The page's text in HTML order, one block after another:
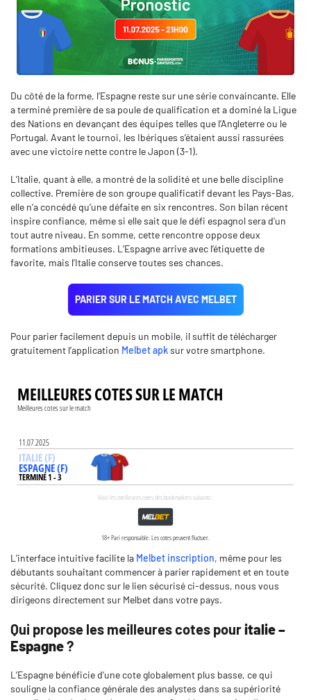
Du côté de la forme, l’Espagne reste sur une série convaincante. Elle
a terminé première de sa poule de qualification et a dominé la Ligue
des Nations en devançant des équipes telles que l’Angleterre ou le
Portugal. Avant le tournoi, les Ibériques s’étaient aussi rassurées
avec une victoire nette contre le Japon (3-1).
L’Italie, quant à elle, a montré de la solidité et une belle discipline
collective. Première de son groupe qualificatif devant les Pays-Bas,
elle n’a concédé qu’une défaite en six rencontres. Son bilan récent
inspire confiance, même si elle sait que le défi espagnol sera d’un
tout autre niveau. En somme, cette rencontre oppose deux
formations ambitieuses. L’Espagne arrive avec l’étiquette de
favorite, mais l’Italie conserve toutes ses chances.
PARIER SUR LE MATCH AVEC MELBET
Pour parier facilement depuis un mobile, il suffit de télécharger
gratuitement l’application Melbet apksur votre smartphone.
L’interface intuitive facilite la Melbet inscription, même pour les
débutants souhaitant commencer à parier rapidement et en toute
sécurité. Cliquez donc sur le lien sécurisé ci-dessus, nous vous
dirigeons directement sur Melbet dans votre pays.
Qui propose les meilleures cotes pouritalie –
Espagne?
L’Espagne bénéficie d’une cote globalement plus basse, ce qui
souligne la confiance générale des analystes dans sa supériorité